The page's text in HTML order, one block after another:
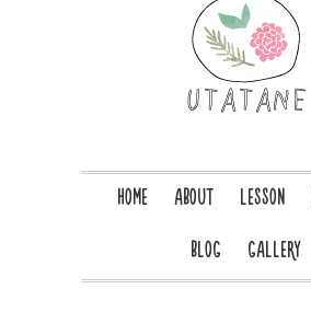
HOME ABOUT LESSON
BLOG
GALLERY